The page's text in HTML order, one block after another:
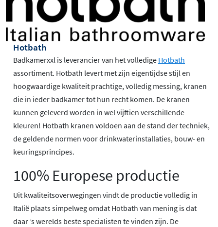
Hotbath
Badkamerxxl is leverancier van het volledige Hotbath
assortiment. Hotbath levert met zijn eigentijdse stijl en
hoogwaardige kwaliteit prachtige, volledig messing, kranen
die in ieder badkamer tot hun recht komen. De kranen
kunnen geleverd worden in wel vijftien verschillende
kleuren! Hotbath kranen voldoen aan de stand der techniek,
de geldende normen voor drinkwaterinstallaties, bouw- en
keuringsprincipes.
100% Europese productie
Uit kwaliteitsoverwegingen vindt de productie volledig in
Italië plaats simpelweg omdat Hotbath van mening is dat
daar ’s werelds beste specialisten te vinden zijn. De